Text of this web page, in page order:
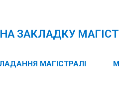
ЗАКЛАДКУ
МАГІСТРАЛІ